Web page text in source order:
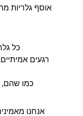
אוסף גלריות
כל
רגעים
כמו שהם,
אנחנו